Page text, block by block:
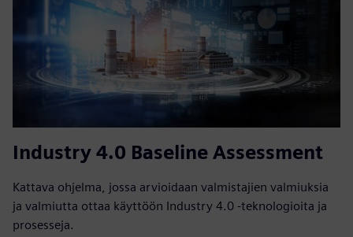
Industry 4.0 Baseline Assessment
Kattava ohjelma, jossa arvioidaan valmistajien valmiuksia
ja valmiutta ottaa käyttöön Industry 4.0 -teknologioita ja
prosesseja.